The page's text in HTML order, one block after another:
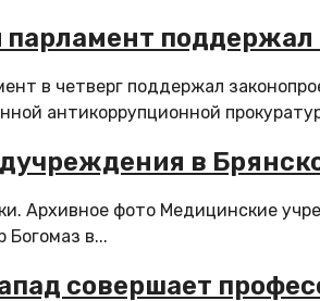
парламент
в четверг поддержал
антикоррупционной
в
Архивное фото Медицинские
Богомаз в...
совершает